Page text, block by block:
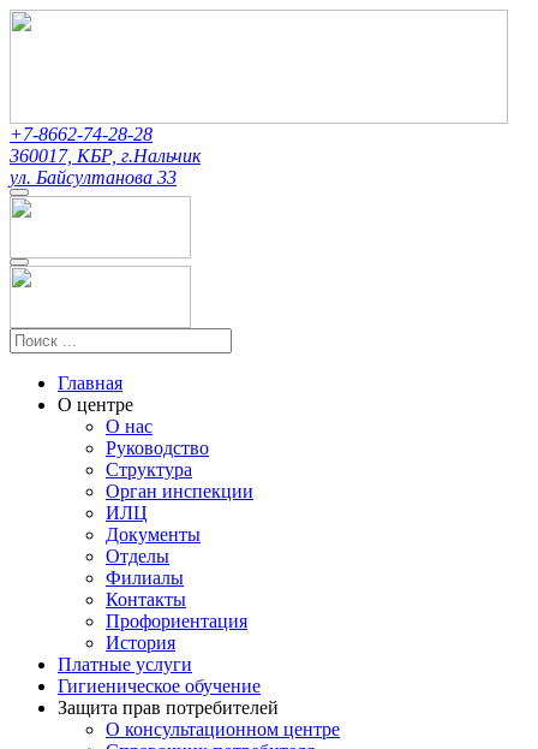
+7-8662-74-28-28
360017, КБР, г.Нальчик
ул. Байсултанова 33
Главная
О центре
О нас
Руководство
Структура
Орган инспекции
ИЛЦ
Документы
Отделы
Филиалы
Контакты
Профориентация
История
Платные услуги
Гигиеническое обучение
Защита прав потребителей
О консультационном центре